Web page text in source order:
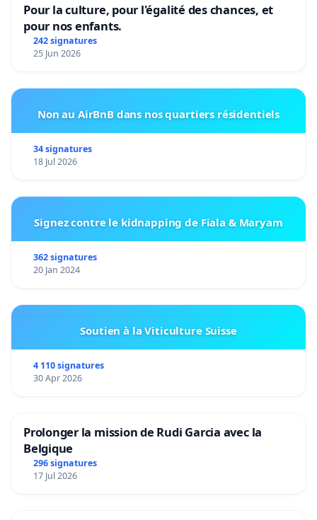
Pour la culture, pour l'égalité des chances, et
pour nos enfants.
242 signatures
25 Jun 2026
Non au AirBnB dans nos quartiers résidentiels
34 signatures
18 Jul 2026
Signez contre le kidnapping de Fiala & Maryam
362 signatures
20 Jan 2024
Soutien à la Viticulture Suisse
4 110 signatures
30 Apr 2026
Prolonger la mission de Rudi Garcia avec la
Belgique
296 signatures
17 Jul 2026